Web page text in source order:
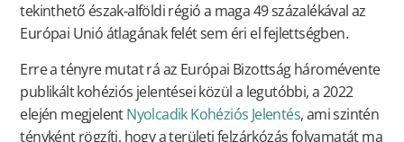
tekinthető észak-alföldi régió a maga 49 százalékával az
Európai Unió átlagának felét sem éri el fejlettségben.
Erre a tényre mutat rá az Európai Bizottság háromévente
publikált kohéziós jelentései közül a legutóbbi, a 2022
elején megjelentNyolcadik Kohéziós Jelentés, ami szintén
tényként rögzíti, hogy a területi felzárkózás folyamatát ma